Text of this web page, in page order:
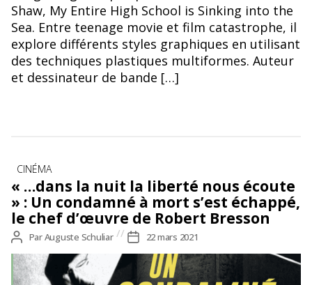
Shaw, My Entire High School is Sinking into the
Sea. Entre teenage movie et film catastrophe, il
explore différents styles graphiques en utilisant
des techniques plastiques multiformes. Auteur
et dessinateur de bande […]
Catégories
CINÉMA
« …dans la nuit la liberté nous écoute
» : Un condamné à mort s’est échappé,
le chef d’œuvre de Robert Bresson
Auteur
de
l’article
ParAuguste Schuliar
Date
de
l’article
22 mars 2021